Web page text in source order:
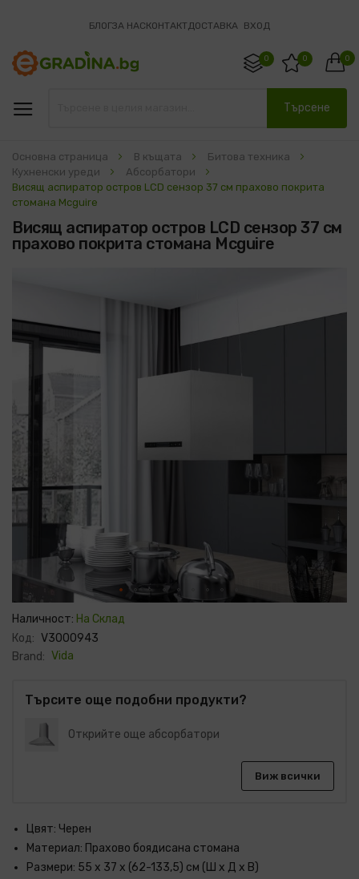
БЛОГЗА НАСКОНТАКТДОСТАВКА ВХОД
0
0 0
Търсене
Основна страница В къщата
Битова техника
Кухненски уреди
Абсорбатори
Висящ аспиратор остров LCD сензор 37 см прахово покрита
стомана Mcguire
Висящ аспиратор остров LCD сензор 37 см
прахово покрита стомана Mcguire
галерията
изображенията
Преминете
към
на
галерия
със
Наличност: На Склад
Код: V3000943
Brand: Vida
Търсите още подобни продукти?
Открийте още абсорбатори
Виж всички
Цвят: Черен
Материал: Прахово боядисана стомана
Размери: 55 x 37 x (62-133,5) см (Ш x Д x В)